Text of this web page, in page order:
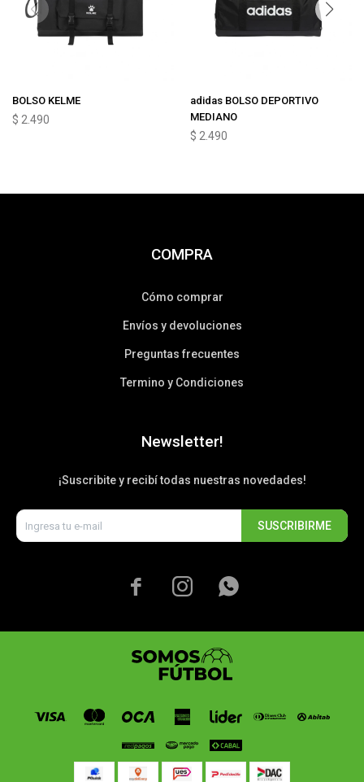
BOLSO KELME
$ 2.490
adidas BOLSO DEPORTIVO
MEDIANO
$ 2.490
COMPRA
Cómo comprar
Envíos y devoluciones
Preguntas frecuentes
Termino y Condiciones
Newsletter!
¡Suscribite y recibí todas nuestras novedades!
SUSCRIBIRME
  